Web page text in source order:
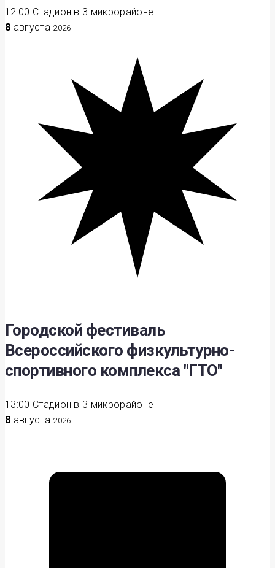
12:00 Стадион в 3 микрорайоне
8 августа 2026
Городской фестиваль
Всероссийского физкультурно-
спортивного комплекса "ГТО"
13:00 Стадион в 3 микрорайоне
8 августа 2026